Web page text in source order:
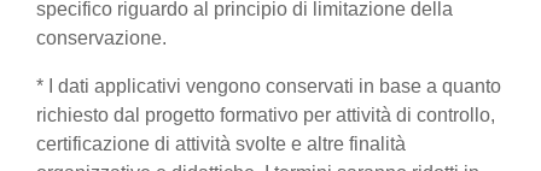
specifico riguardo al principio di limitazione della
conservazione.
* I dati applicativi vengono conservati in base a quanto
richiesto dal progetto formativo per attività di controllo,
certificazione di attività svolte e altre finalità